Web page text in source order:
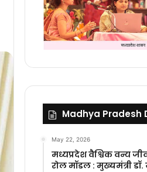
Madhya Pradesh
May 22, 2026
मध्यप्रदेश वैश्विक वन्य
रोल मॉडल : मुख्यमंत्री डॉ.